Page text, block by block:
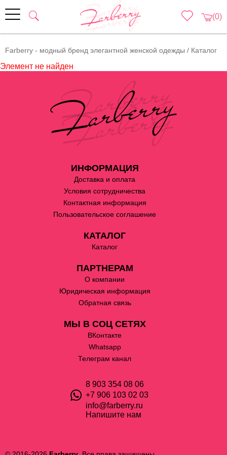
(0)
Farberry - модный бренд элегантной женской одежды / Каталог
Элемент не найден
ИНФОРМАЦИЯ
Доставка и оплата
Условия сотрудничества
Контактная информация
Пользовательское соглашение
КАТАЛОГ
Каталог
ПАРТНЕРАМ
О компании
Юридическая информация
Обратная связь
МЫ В СОЦ СЕТЯХ
ВКонтакте
Whatsapp
Телеграм канал
8 903 354 08 06
+7 906 103 02 03
info@farberry.ru
Напишите нам